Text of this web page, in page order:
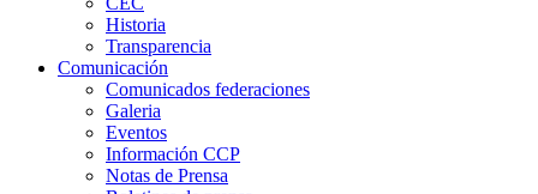
Historia
Transparencia
Comunicación
Comunicados federaciones
Galeria
Eventos
Información CCP
Notas de Prensa